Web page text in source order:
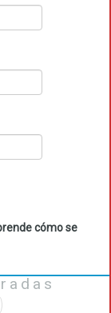
cómo se